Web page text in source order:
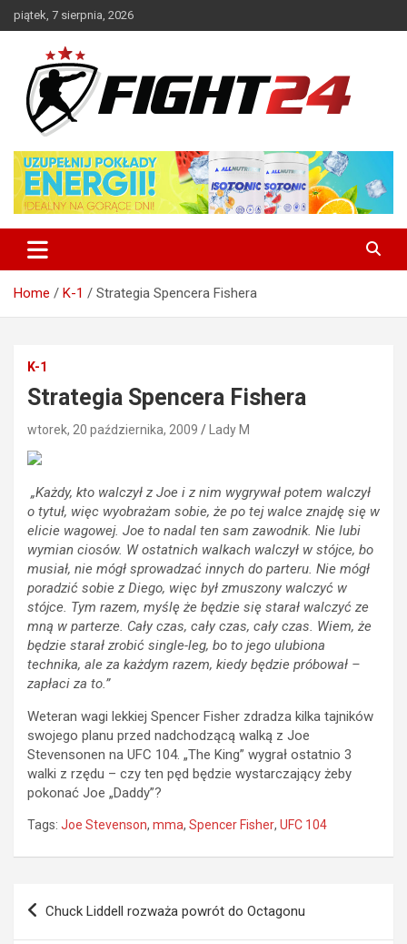
Skip
to
piątek, 7 sierpnia, 2026
FIGHT24.PL – MMA i K-1, UFC
Home K-1 Strategia Spencera Fishera
K-1
Strategia Spencera Fishera
wtorek, 20 października, 2009 Lady M
„Każdy, kto walczył z Joe i z nim wygrywał potem walczył
o tytuł, więc wyobrażam sobie, że po tej walce znajdę się w
elicie wagowej. Joe to nadal ten sam zawodnik. Nie lubi
wymian ciosów. W ostatnich walkach walczył w stójce, bo
musiał, nie mógł sprowadzać innych do parteru. Nie mógł
poradzić sobie z Diego, więc był zmuszony walczyć w
stójce. Tym razem, myślę że będzie się starał walczyć ze
mną w parterze. Cały czas, cały czas, cały czas. Wiem, że
będzie starał zrobić single-leg, bo to jego ulubiona
technika, ale za każdym razem, kiedy będzie próbował –
zapłaci za to.”
Weteran wagi lekkiej Spencer Fisher zdradza kilka tajników
swojego planu przed nadchodzącą walką z Joe
Stevensonen na UFC 104. „The King” wygrał ostatnio 3
walki z rzędu – czy ten pęd będzie wystarczający żeby
pokonać Joe „Daddy”?
Tags: Joe Stevenson, mma, Spencer Fisher, UFC 104
Nawigacja
Chuck Liddell rozważa powrót do Octagonu